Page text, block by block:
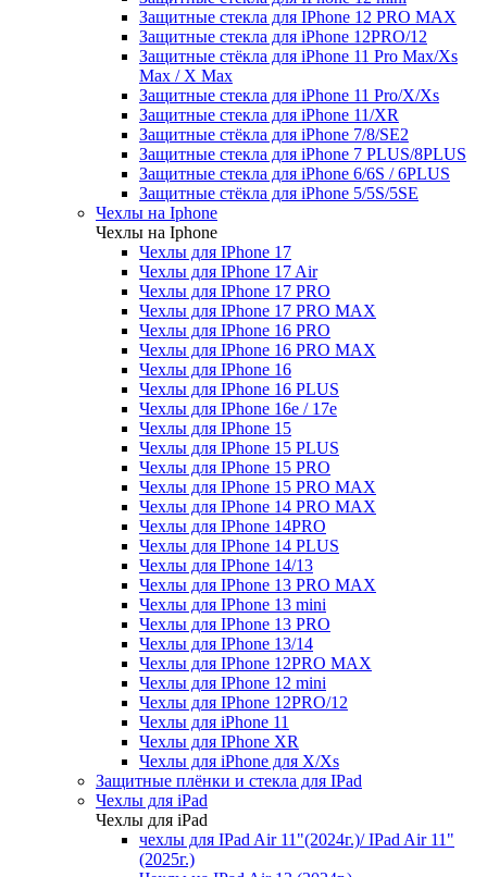
Защитные стекла для IPhone 12 PRO MAX
Защитные стекла для iPhone 12PRO/12
Защитные стёкла для iPhone 11 Pro Max/Xs
Max / X Max
Защитные стекла для iPhone 11 Pro/X/Xs
Защитные стекла для iPhone 11/XR
Защитные стёкла для iPhone 7/8/SE2
Защитные стекла для iPhone 7 PLUS/8PLUS
Защитные стекла для iPhone 6/6S / 6PLUS
Защитные стёкла для iPhone 5/5S/5SE
Чехлы на Iphone
Чехлы на Iphone
Чехлы для IPhone 17
Чехлы для IPhone 17 Air
Чехлы для IPhone 17 PRO
Чехлы для IPhone 17 PRO MAX
Чехлы для IPhone 16 PRO
Чехлы для IPhone 16 PRO MAX
Чехлы для IPhone 16
Чехлы для IPhone 16 PLUS
Чехлы для IPhone 16e / 17e
Чехлы для IPhone 15
Чехлы для IPhone 15 PLUS
Чехлы для IPhone 15 PRO
Чехлы для IPhone 15 PRO MAX
Чехлы для IPhone 14 PRO MAX
Чехлы для IPhone 14PRO
Чехлы для IPhone 14 PLUS
Чехлы для IPhone 14/13
Чехлы для IPhone 13 PRO MAX
Чехлы для IPhone 13 mini
Чехлы для IPhone 13 PRO
Чехлы для IPhone 13/14
Чехлы для IPhone 12PRO MAX
Чехлы для IPhone 12 mini
Чехлы для IPhone 12PRO/12
Чехлы для iPhone 11
Чехлы для IPhone XR
Чехлы для iPhone для X/Xs
Защитные плёнки и стекла для IPad
Чехлы для iPad
Чехлы для iPad
чехлы для IPad Air 11"(2024г.)/ IPad Air 11"
(2025г.)